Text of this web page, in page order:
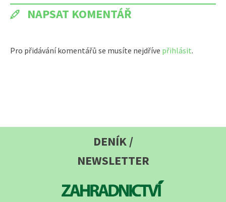
NAPSAT KOMENTÁŘ
Pro přidávání komentářů se musíte nejdříve přihlásit.
DENÍK /
NEWSLETTER